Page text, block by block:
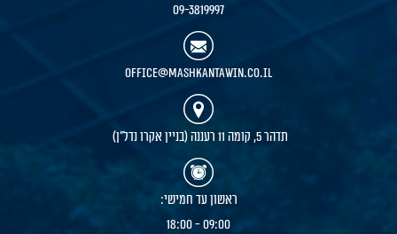
09-3819997
office@mashkantawin.co.il
תדהר 5, קומה 11 רעננה (בניין אקרו נדל"ן)
ראשון עד חמישי:
09:00 - 18:00